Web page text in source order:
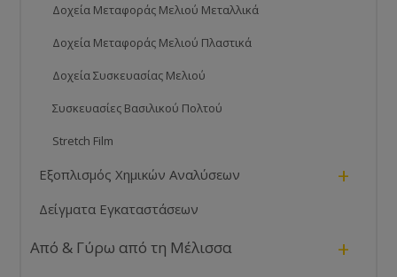
Δοχεία Μεταφοράς Μελιού Μεταλλικά
Δοχεία Μεταφοράς Μελιού Πλαστικά
Δοχεία Συσκευασίας Μελιού
Συσκευασίες Βασιλικού Πολτού
Stretch Film
Εξοπλισμός Χημικών Αναλύσεων +
Δείγματα Εγκαταστάσεων
Από & Γύρω από τη Μέλισσα +